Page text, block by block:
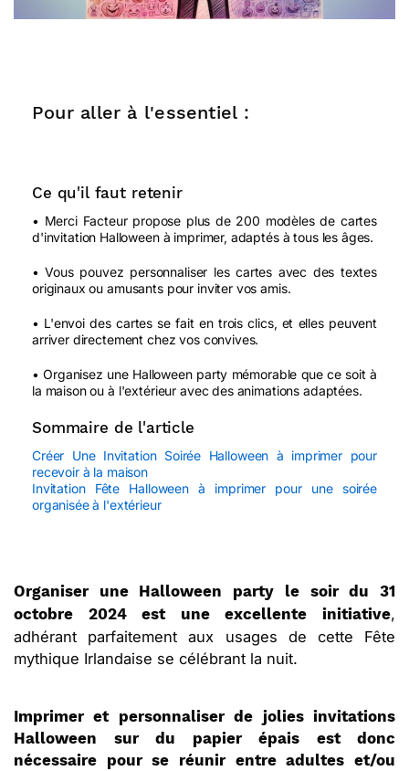
Pour aller à l'essentiel :
Ce qu'il faut retenir
• Merci Facteur propose plus de 200 modèles de cartes
d'invitation Halloween à imprimer, adaptés à tous les âges.
• Vous pouvez personnaliser les cartes avec des textes
originaux ou amusants pour inviter vos amis.
• L'envoi des cartes se fait en trois clics, et elles peuvent
arriver directement chez vos convives.
• Organisez une Halloween party mémorable que ce soit à
la maison ou à l'extérieur avec des animations adaptées.
Sommaire de l'article
Créer Une Invitation Soirée Halloween à imprimer pour
recevoir à la maison
Invitation Fête Halloween à imprimer pour une soirée
organisée à l'extérieur
Organiser une Halloween party le soir du 31
octobre 2024 est une excellente initiative,
adhérant parfaitement aux usages de cette Fête
mythique Irlandaise se célébrant la nuit.
Imprimer et personnaliser de jolies invitations
Halloween sur du papier épais est donc
nécessaire pour se réunir entre adultes et/ou